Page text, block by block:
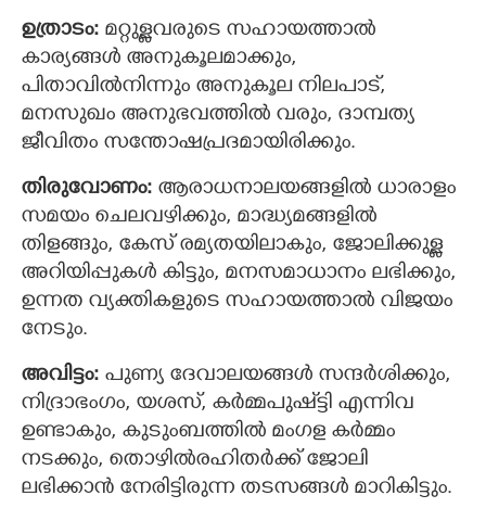
ഉത്രാടം: മറ്റുള്ളവരുടെ സഹായത്താല്‍
കാര്യങ്ങള്‍ അനുകൂലമാക്കും,
പിതാവില്‍നിന്നും അനുകൂല നിലപാട്,
മനസുഖം അനുഭവത്തില്‍ വരും, ദാമ്പത്യ
ജീവിതം സന്തോഷപ്രദമായിരിക്കും.
തിരുവോണം: ആരാധനാലയങ്ങളില്‍ ധാരാളം
സമയം ചെലവഴിക്കും, മാദ്ധ്യമങ്ങളില്‍
തിളങ്ങും, കേസ് രമ്യതയിലാകും, ജോലിക്കുള്ള
അറിയിപ്പുകള്‍ കിട്ടും, മനസമാധാനം ലഭിക്കും,
ഉന്നത വ്യക്തികളുടെ സഹായത്താല്‍ വിജയം
നേടും.
അവിട്ടം: പുണ്യ ദേവാലയങ്ങള്‍ സന്ദര്‍ശിക്കും,
നിദ്രാഭംഗം, യശസ്, കര്‍മ്മപുഷ്ട്ടി എന്നിവ
ഉണ്ടാകും, കുടുംബത്തില്‍ മംഗള കര്‍മ്മം
നടക്കും, തൊഴില്‍രഹിതര്‍ക്ക് ജോലി
ലഭിക്കാന്‍ നേരിട്ടിരുന്ന തടസങ്ങള്‍ മാറികിട്ടും.